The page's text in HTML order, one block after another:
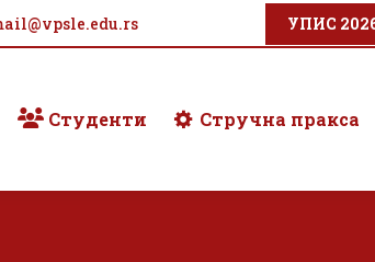
УПИС
Студенти Стручна пракса